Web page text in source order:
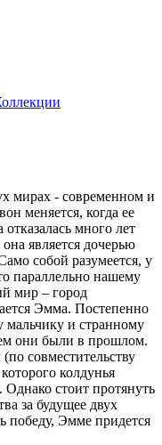
мирах - современном и
меняется, когда ее
много лет
является дочерью
собой разумеется, у
параллельно нашему
мир – город
Эмма. Постепенно
мальчику и странному
они были в прошлом.
совместительству
колдунья
Однако стоит протянуть
за будущее двух
победу, Эмме придется